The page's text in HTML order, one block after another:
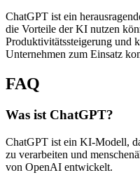
ChatGPT ist ein
die Vorteile der KI nutzen
Produktivitätssteigerung und
Unternehmen zum Einsatz
FAQ
Was ist ChatGPT?
ChatGPT ist ein KI-Modell,
zu verarbeiten und
von OpenAI entwickelt.